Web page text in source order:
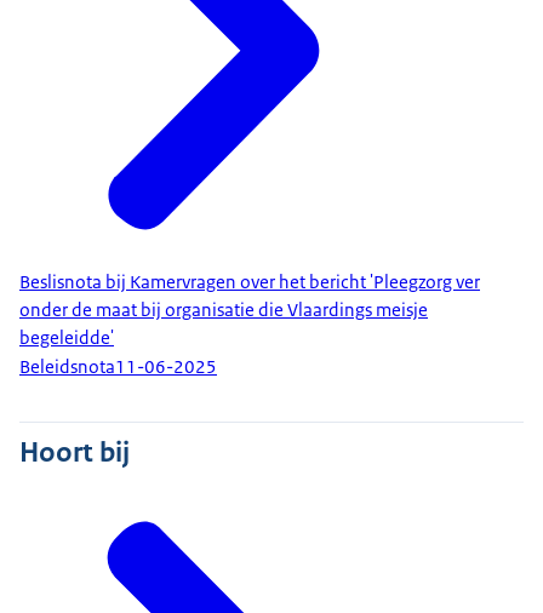
Beslisnota bij Kamervragen over het bericht 'Pleegzorg ver
onder de maat bij organisatie die Vlaardings meisje
begeleidde'
Beleidsnota11-06-2025
Hoort bij